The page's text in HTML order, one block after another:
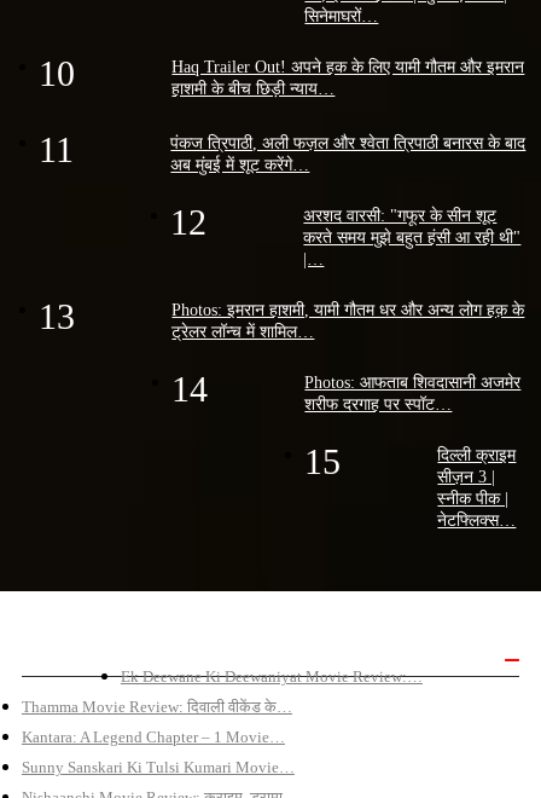
सिनेमाघरों…
10
Haq Trailer Out! अपने हक के लिए यामी गौतम और इमरान
हाशमी के बीच छिड़ी न्याय…
11
पंकज त्रिपाठी, अली फज़ल और श्वेता त्रिपाठी बनारस के बाद
अब मुंबई में शूट करेंगे…
12
अरशद वारसी: "गफूर के सीन शूट
करते समय मुझे बहुत हंसी आ रही थी"
|…
13
Photos: इमरान हाशमी, यामी गौतम धर और अन्य लोग हक़ के
ट्रेलर लॉन्च में शामिल…
14
Photos: आफताब शिवदासानी अजमेर
शरीफ दरगाह पर स्पॉट…
15
दिल्ली क्राइम
सीज़न 3 |
स्नीक पीक |
नेटफ्लिक्स…
Ek Deewane Ki Deewaniyat Movie Review:…
Thamma Movie Review: दिवाली वीकेंड के…
Kantara: A Legend Chapter – 1 Movie…
Sunny Sanskari Ki Tulsi Kumari Movie…